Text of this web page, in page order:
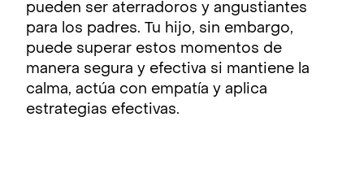
pueden ser aterradoros y angustiantes
para los padres. Tu hijo, sin embargo,
puede superar estos momentos de
manera segura y efectiva si mantiene la
calma, actúa con empatía y aplica
estrategias efectivas.